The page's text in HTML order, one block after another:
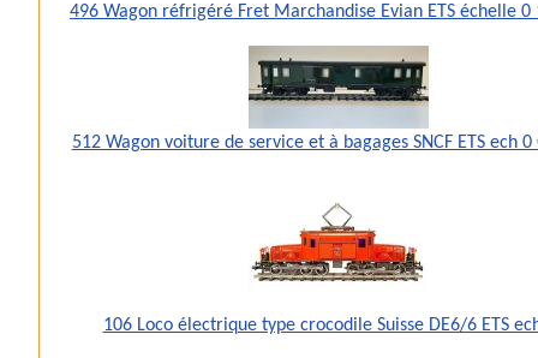
496 Wagon réfrigéré Fret Marchandise Evian ETS échelle 0
512 Wagon voiture de service et à bagages SNCF ETS ech
106 Loco électrique type crocodile Suisse DE6/6 ETS